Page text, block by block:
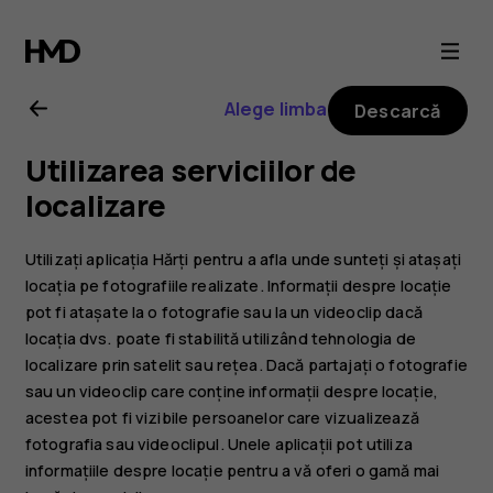
Ghid
de
utilizare
Nokia
2.1
Alege limba Descarcă
Utilizarea serviciilor de
localizare
Utilizați aplicația Hărți pentru a afla unde sunteți și atașați
locația pe fotografiile realizate. Informații despre locație
pot fi atașate la o fotografie sau la un videoclip dacă
locația dvs. poate fi stabilită utilizând tehnologia de
localizare prin satelit sau rețea. Dacă partajați o fotografie
sau un videoclip care conține informații despre locație,
acestea pot fi vizibile persoanelor care vizualizează
fotografia sau videoclipul. Unele aplicații pot utiliza
informațiile despre locație pentru a vă oferi o gamă mai